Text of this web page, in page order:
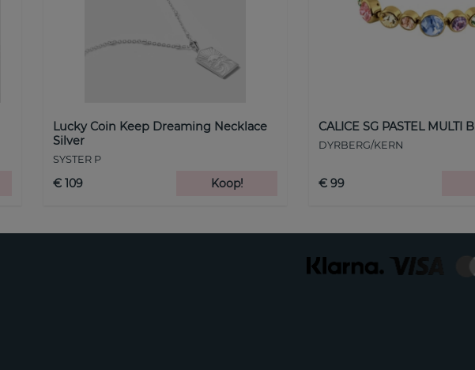
Lucky Coin Keep Dreaming Necklace
Silver
SYSTER P
€ 109 Koop!
CALICE SG PASTEL MULTI
DYRBERG/KERN
€ 99